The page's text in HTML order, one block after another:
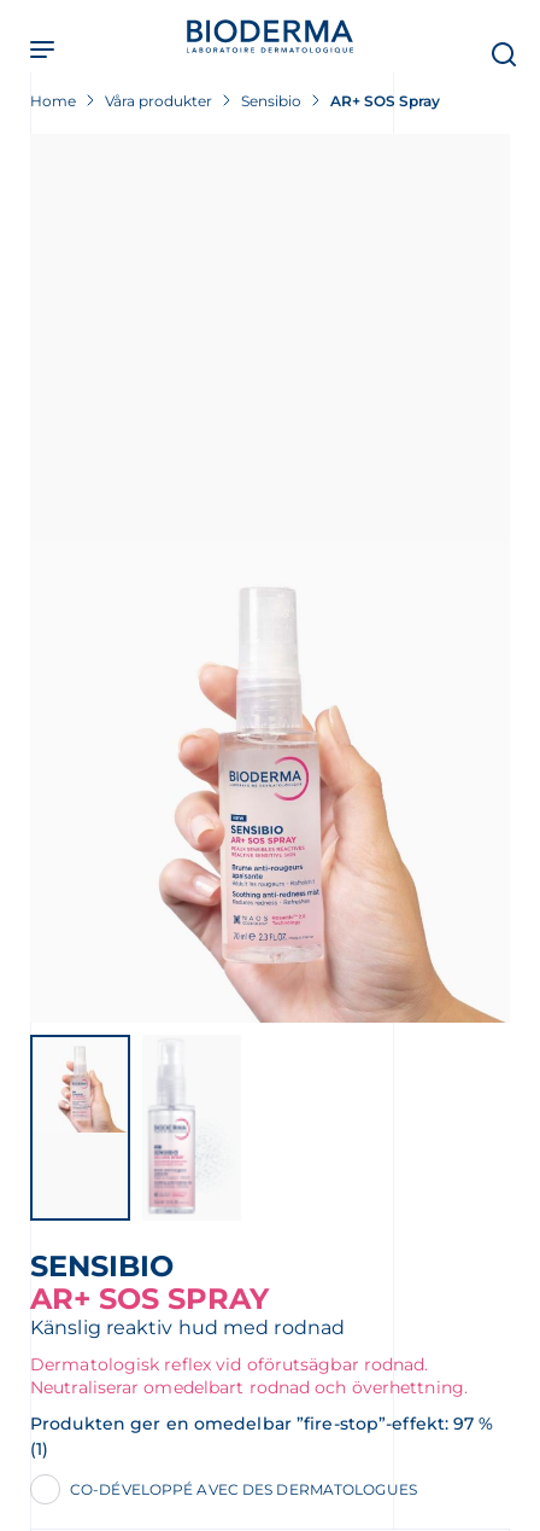
main
content
Home Våra produkter Sensibio AR+ SOS Spray
SENSIBIO
AR+ SOS SPRAY
Känslig reaktiv hud med rodnad
Dermatologisk reflex vid oförutsägbar rodnad.
Neutraliserar omedelbart rodnad och överhettning.
Produkten ger en omedelbar ”fire-stop”-effekt: 97 %
(1)
CO-DÉVELOPPÉ AVEC DES DERMATOLOGUES